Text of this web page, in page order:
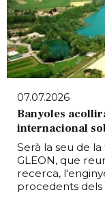
07.07.2026
Banyoles
internacional
Serà la seu de
GLEON, que
recerca,
procedents